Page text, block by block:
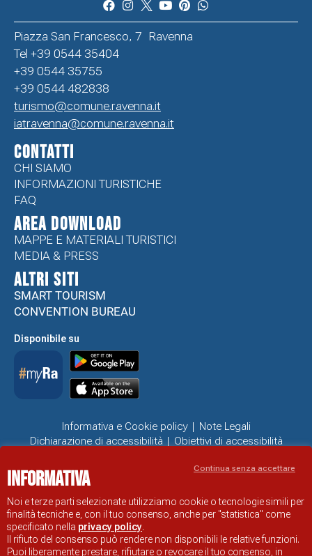
Piazza San Francesco, 7 Ravenna
Tel +39 0544 35404
+39 0544 35755
+39 0544 482838
turismo@comune.ravenna.it
iatravenna@comune.ravenna.it
CONTATTI
CHI SIAMO
INFORMAZIONI TURISTICHE
FAQ
Area Download
MAPPE E MATERIALI TURISTICI
MEDIA & PRESS
ALTRI SITI
SMART TOURISM
CONVENTION BUREAU
Disponibile su
Informativa e Cookie policy
Note Legali
Dichiarazione di accessibilità
Obiettivi di accessibilità
SITO UFFICIALE DI INFORMAZIONE TURISTICA DI RAVENNA
Informativa
Noi e terze parti selezionate utilizziamo cookie o tecnologie simili per
finalità tecniche e, con il tuo consenso, anche per "statistica" come
specificato nella privacy policy.
Il rifiuto del consenso può rendere non disponibili le relative funzioni.
Puoi liberamente prestare, rifiutare o revocare il tuo consenso, in
Continua senza accettare